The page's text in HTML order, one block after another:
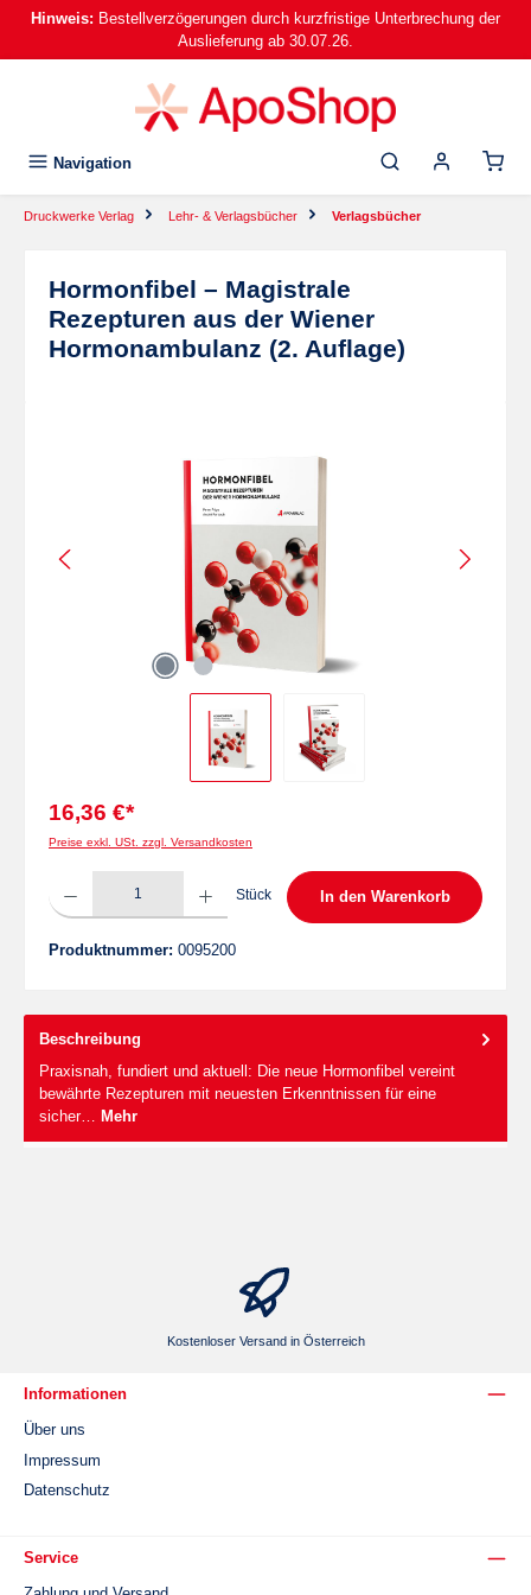
springen
Hinweis: Bestellverzögerungen durch kurzfristige Unterbrechung der
Auslieferung ab 30.07.26.
Navigation
Druckwerke Verlag Lehr- & Verlagsbücher Verlagsbücher
Hormonfibel – Magistrale
Rezepturen aus der Wiener
Hormonambulanz (2. Auflage)
16,36 €*
Preise exkl. USt. zzgl. Versandkosten
Produkt Anzahl: Gib den gewünschten Wert ein oder benutze die Schaltflächen um
Stück In den Warenkorb
Produktnummer: 0095200
Beschreibung
Praxisnah, fundiert und aktuell: Die neue Hormonfibel vereint
bewährte Rezepturen mit neuesten Erkenntnissen für eine
sicher… Mehr
Kostenloser Versand in Österreich
Informationen
Über uns
Impressum
Datenschutz
Service